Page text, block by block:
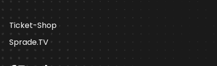
Ticket-Shop
Sprade.TV